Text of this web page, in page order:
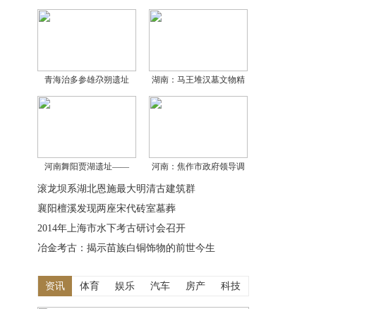
青海治多参雄尕朔遗址 湖南：马王堆汉墓文物精
河南舞阳贾湖遗址—— 河南：焦作市政府领导调
滚龙坝系湖北恩施最大明清古建筑群
襄阳檀溪发现两座宋代砖室墓葬
2014年上海市水下考古研讨会召开
冶金考古：揭示苗族白铜饰物的前世今生
资讯 体育 娱乐 汽车 房产 科技